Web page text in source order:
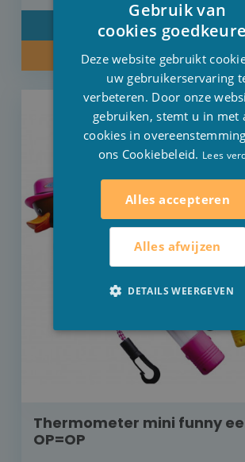
DETAIL
KOOP NU
Thermometer mini funny
OP=OP
Gebruik van
cookies
Deze website gebruikt
uw gebruikerservaring
verbeteren. Door onze
gebruiken, stemt u in met
cookies in
ons Cookiebeleid. Lees
Alles accepteren
Alles afwijzen
DETAILS WEERGEVEN